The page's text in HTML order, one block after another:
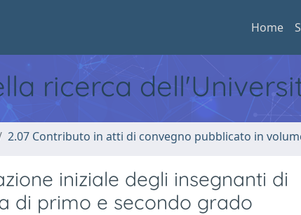
Home
ricerca
2.07 Contributo in atti di convegno pubblicato in
iniziale degli insegnanti di
di primo e secondo grado